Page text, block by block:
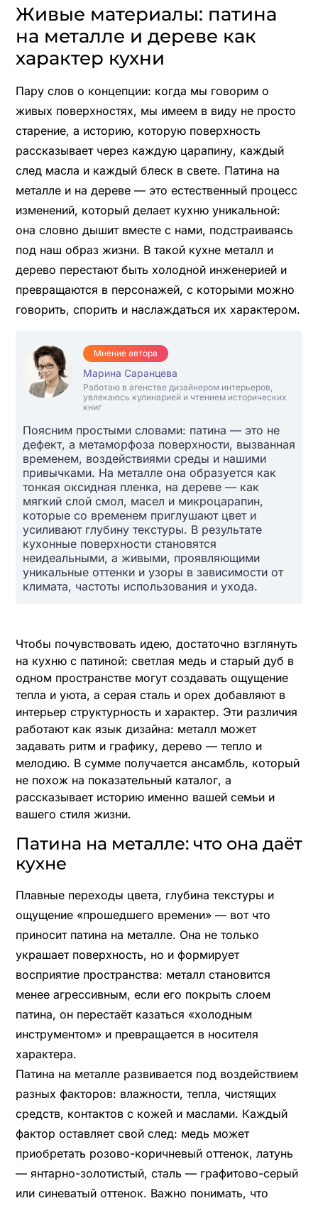
Живые материалы: патина
на металле и дереве как
характер кухни
Пару слов о концепции: когда мы говорим о
живых поверхностях, мы имеем в виду не просто
старение, а историю, которую поверхность
рассказывает через каждую царапину, каждый
след масла и каждый блеск в свете. Патина на
металле и на дереве — это естественный процесс
изменений, который делает кухню уникальной:
она словно дышит вместе с нами, подстраиваясь
под наш образ жизни. В такой кухне металл и
дерево перестают быть холодной инженерией и
превращаются в персонажей, с которыми можно
говорить, спорить и наслаждаться их характером.
Мнение автора
Марина Саранцева
Работаю в агенстве дизайнером интерьеров,
увлекаюсь кулинарией и чтением исторических
книг
Поясним простыми словами: патина — это не
дефект, а метаморфоза поверхности, вызванная
временем, воздействиями среды и нашими
привычками. На металле она образуется как
тонкая оксидная пленка, на дереве — как
мягкий слой смол, масел и микроцарапин,
которые со временем приглушают цвет и
усиливают глубину текстуры. В результате
кухонные поверхности становятся
неидеальными, а живыми, проявляющими
уникальные оттенки и узоры в зависимости от
климата, частоты использования и ухода.
Чтобы почувствовать идею, достаточно взглянуть
на кухню с патиной: светлая медь и старый дуб в
одном пространстве могут создавать ощущение
тепла и уюта, а серая сталь и орех добавляют в
интерьер структурность и характер. Эти различия
работают как язык дизайна: металл может
задавать ритм и графику, дерево — тепло и
мелодию. В сумме получается ансамбль, который
не похож на показательный каталог, а
рассказывает историю именно вашей семьи и
вашего стиля жизни.
Патина на металле: что она даёт
кухне
Плавные переходы цвета, глубина текстуры и
ощущение «прошедшего времени» — вот что
приносит патина на металле. Она не только
украшает поверхность, но и формирует
восприятие пространства: металл становится
менее агрессивным, если его покрыть слоем
патина, он перестаёт казаться «холодным
инструментом» и превращается в носителя
характера.
Патина на металле развивается под воздействием
разных факторов: влажности, тепла, чистящих
средств, контактов с кожей и маслами. Каждый
фактор оставляет свой след: медь может
приобретать розово-коричневый оттенок, латунь
— янтарно-золотистый, сталь — графитово-серый
или синеватый оттенок. Важно понимать, что